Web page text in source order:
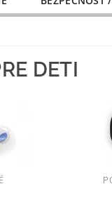
DETI